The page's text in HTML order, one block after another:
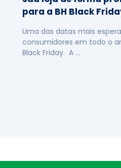
para a BH Black
Uma das datas mais
consumidores em todo o
Black Friday. A …